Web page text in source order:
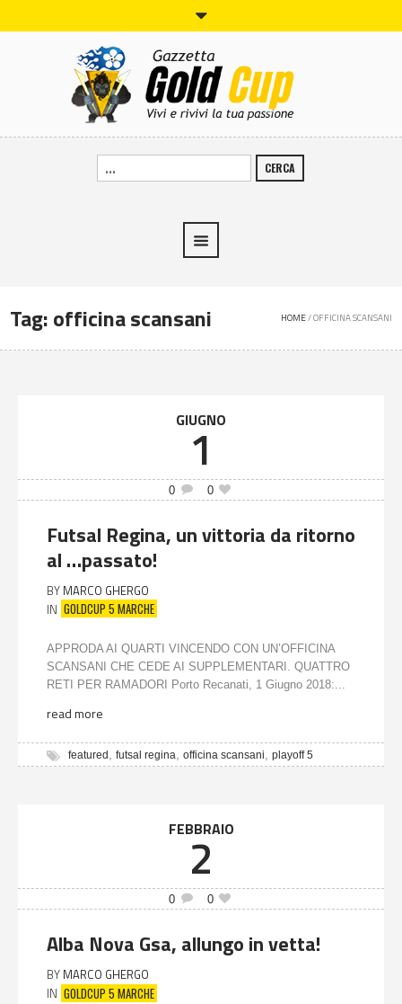
CERCA
Tag:officina scansani HOME/OFFICINA SCANSANI
GIUGNO
1
0 0
Futsal Regina, un vittoria da ritorno
al …passato!
BY MARCO GHERGO
IN GOLDCUP 5 MARCHE
APPRODA AI QUARTI VINCENDO CON UN’OFFICINA
SCANSANI CHE CEDE AI SUPPLEMENTARI. QUATTRO
RETI PER RAMADORI Porto Recanati, 1 Giugno 2018:...
read more
featured , futsal regina, officina scansani, playoff 5
FEBBRAIO
2
0 0
Alba Nova Gsa, allungo in vetta!
BY MARCO GHERGO
IN GOLDCUP 5 MARCHE